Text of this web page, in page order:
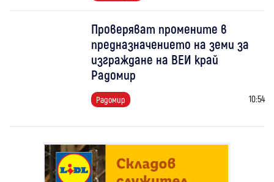
Проверяват промените в
предназначението на земи за
изграждане на ВЕИ край
Радомир
Радомир 10:54